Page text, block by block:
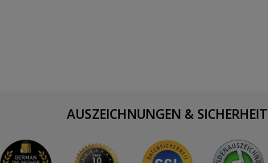
AUSZEICHNUNGEN & SICHERHEIT